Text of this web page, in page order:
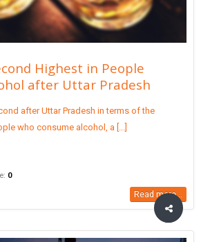
Highest in People
after Uttar Pradesh
after Uttar Pradesh in terms of the
who consume alcohol, a [...]
0
Read more...